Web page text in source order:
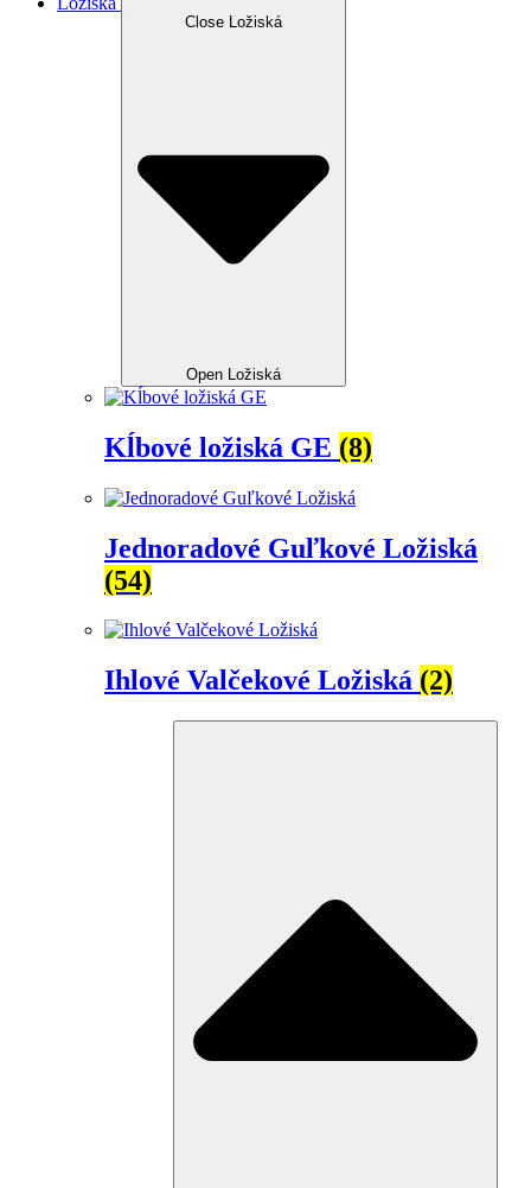
Close Ložiská
Open Ložiská
Kĺbové ložiská GE (8)
Jednoradové Guľkové Ložiská
(54)
Ihlové Valčekové Ložiská (2)